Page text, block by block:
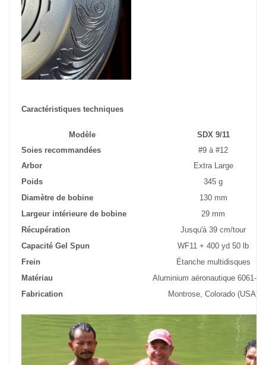
Caractéristiques techniques
Modèle
SDX 9/11
Soies recommandées
#9 à #12
Arbor
Extra Large
Poids
345 g
Diamètre de bobine
130 mm
Largeur intérieure de bobine
29 mm
Récupération
Jusqu'à 39 cm/tour
Capacité Gel Spun
WF11 + 400 yd 50 lb
Frein
Étanche multidisques
Matériau
Aluminium aéronautique 6061-
Fabrication
Montrose, Colorado (USA)